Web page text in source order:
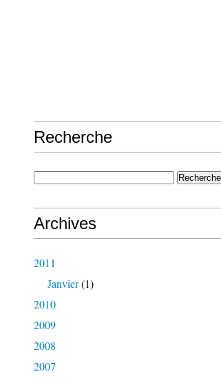
Recherche
Archives
2011
Janvier(1)
2010
2009
2008
2007